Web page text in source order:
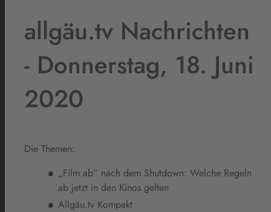
allgäu.tv Nachrichten
- Donnerstag, 18. Juni
2020
Die Themen:
„Film ab“ nach dem Shutdown: Welche Regeln
ab jetzt in den Kinos gelten
Allgäu.tv Kompakt